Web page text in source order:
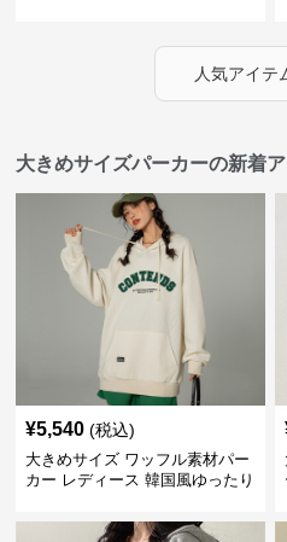
人気アイテ
大きめサイズパーカーの新着
¥5,540 (税込)
大きめサイズ ワッフル素材パー
カー レディース 韓国風ゆったり